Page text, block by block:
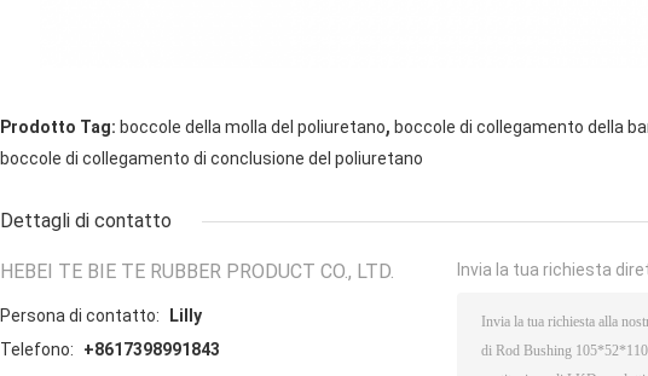
Prodotto Tag: boccole della molla del poliuretano, boccole di collegamento della
boccole di collegamento di conclusione del poliuretano
Dettagli di contatto
HEBEI TE BIE TE RUBBER PRODUCT CO., LTD.
Persona di contatto:
Lilly
Telefono:
+8617398991843
Invia la tua richiesta